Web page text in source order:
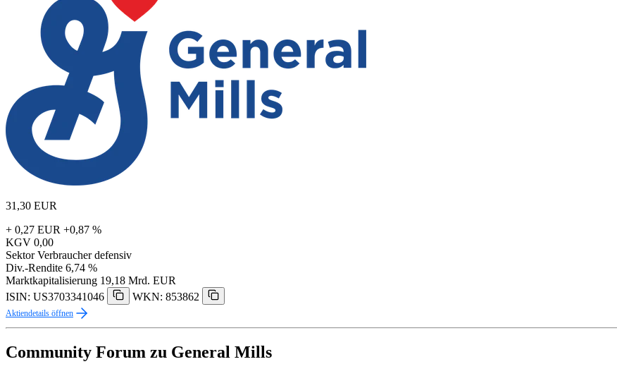
31,30 EUR
+ 0,27 EUR +0,87 %
KGV 0,00
Sektor Verbraucher defensiv
Div.-Rendite 6,74 %
Marktkapitalisierung 19,18 Mrd. EUR
ISIN: US3703341046
WKN: 853862
Aktiendetails öffnen
Community Forum zu General Mills